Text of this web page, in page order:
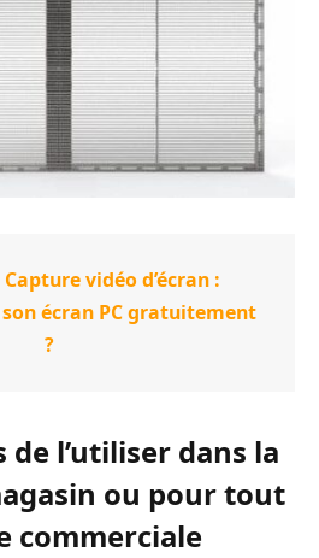
Capture vidéo d’écran :
écran PC gratuitement
?
de l’utiliser dans la
ou pour tout
commerciale